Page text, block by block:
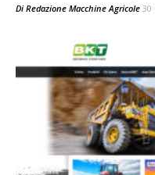
Di Redazione Macchine Agricole 30